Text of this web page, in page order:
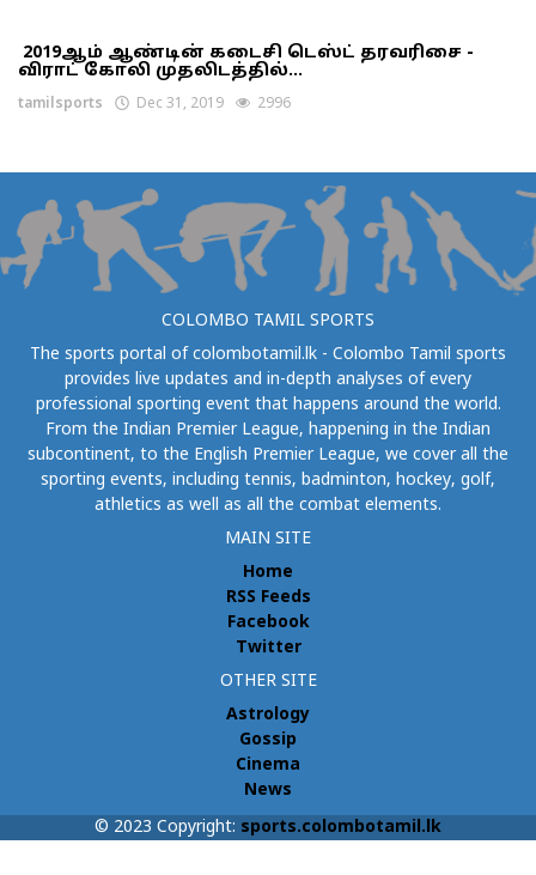
2019ஆம் ஆண்டின் கடைசி டெஸ்ட் தரவரிசை -
விராட் கோலி முதலிடத்தில்...
tamilsports Dec 31, 2019 2996
COLOMBO TAMIL SPORTS
The sports portal of colombotamil.lk - Colombo Tamil sports
provides live updates and in-depth analyses of every
professional sporting event that happens around the world.
From the Indian Premier League, happening in the Indian
subcontinent, to the English Premier League, we cover all the
sporting events, including tennis, badminton, hockey, golf,
athletics as well as all the combat elements.
MAIN SITE
Home
RSS Feeds
Facebook
Twitter
OTHER SITE
Astrology
Gossip
Cinema
News
© 2023 Copyright: sports.colombotamil.lk